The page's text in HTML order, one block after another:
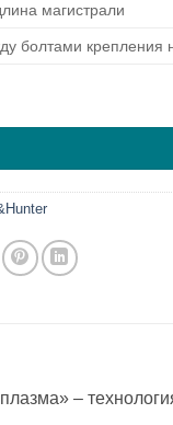
магистрали
болтами крепления
CH-S09FTXE /
–